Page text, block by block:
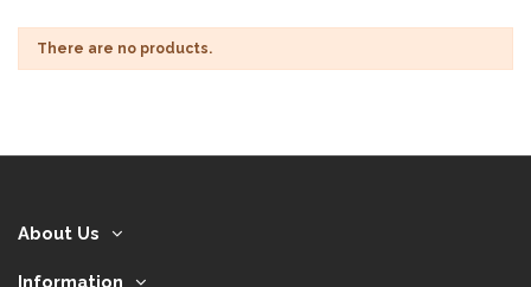
There are no products.
About Us
Information